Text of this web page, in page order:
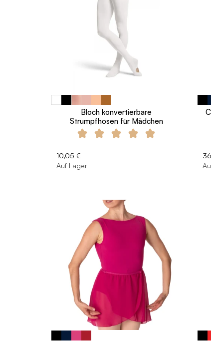
Bloch konvertierbare
Strumpfhosen für Mädchen
10,05 €
Auf Lager